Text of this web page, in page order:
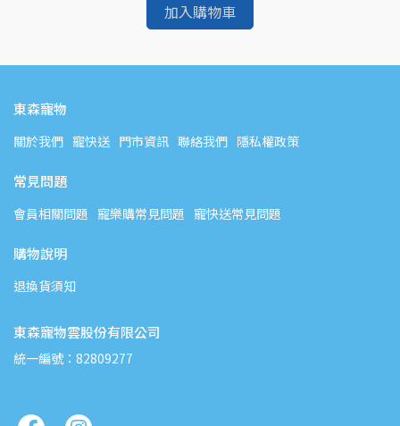
加入購物車
東森寵物
關於我們 寵快送 門市資訊 聯絡我們 隱私權政策
常見問題
會員相關問題 寵樂購常見問題 寵快送常見問題
購物說明
退換貨須知
東森寵物雲股份有限公司
統一編號：82809277